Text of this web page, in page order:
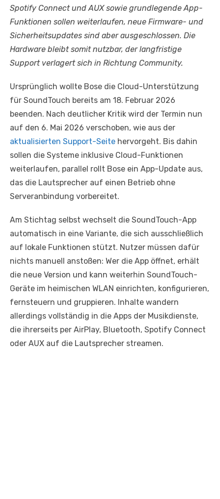
Spotify Connect und AUX sowie grundlegende App-
Funktionen sollen weiterlaufen, neue Firmware- und
Sicherheitsupdates sind aber ausgeschlossen. Die
Hardware bleibt somit nutzbar, der langfristige
Support verlagert sich in Richtung Community.
Ursprünglich wollte Bose die Cloud-Unterstützung
für SoundTouch bereits am 18. Februar 2026
beenden. Nach deutlicher Kritik wird der Termin nun
auf den 6. Mai 2026 verschoben, wie aus der
aktualisierten Support-Seite hervorgeht. Bis dahin
sollen die Systeme inklusive Cloud-Funktionen
weiterlaufen, parallel rollt Bose ein App-Update aus,
das die Lautsprecher auf einen Betrieb ohne
Serveranbindung vorbereitet.
Am Stichtag selbst wechselt die SoundTouch-App
automatisch in eine Variante, die sich ausschließlich
auf lokale Funktionen stützt. Nutzer müssen dafür
nichts manuell anstoßen: Wer die App öffnet, erhält
die neue Version und kann weiterhin SoundTouch-
Geräte im heimischen WLAN einrichten, konfigurieren,
fernsteuern und gruppieren. Inhalte wandern
allerdings vollständig in die Apps der Musikdienste,
die ihrerseits per AirPlay, Bluetooth, Spotify Connect
oder AUX auf die Lautsprecher streamen.